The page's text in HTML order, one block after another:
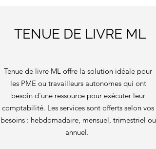
TENUE DE LIVRE ML
Tenue de livre ML offre la solution idéale pour
les PME ou travailleurs autonomes qui ont
besoin d'une ressource pour exécuter leur
comptabilité. Les services sont offerts selon vos
besoins : hebdomadaire, mensuel, trimestriel ou
annuel.